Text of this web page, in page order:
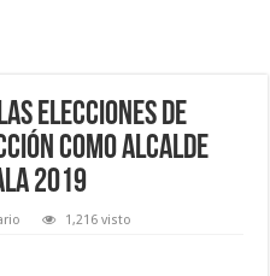
Elecciones de
como Alcalde
2019
1,216 visto